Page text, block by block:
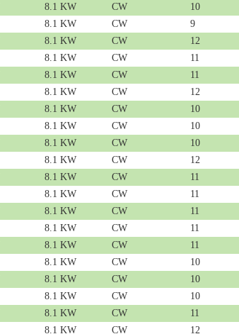
8.1 KW CW 10
8.1 KW CW 9
8.1 KW CW 12
8.1 KW CW 11
8.1 KW CW 11
8.1 KW CW 12
8.1 KW CW 10
8.1 KW CW 10
8.1 KW CW 10
8.1 KW CW 12
8.1 KW CW 11
8.1 KW CW 11
8.1 KW CW 11
8.1 KW CW 11
8.1 KW CW 11
8.1 KW CW 10
8.1 KW CW 10
8.1 KW CW 10
8.1 KW CW 11
8.1 KW CW 12